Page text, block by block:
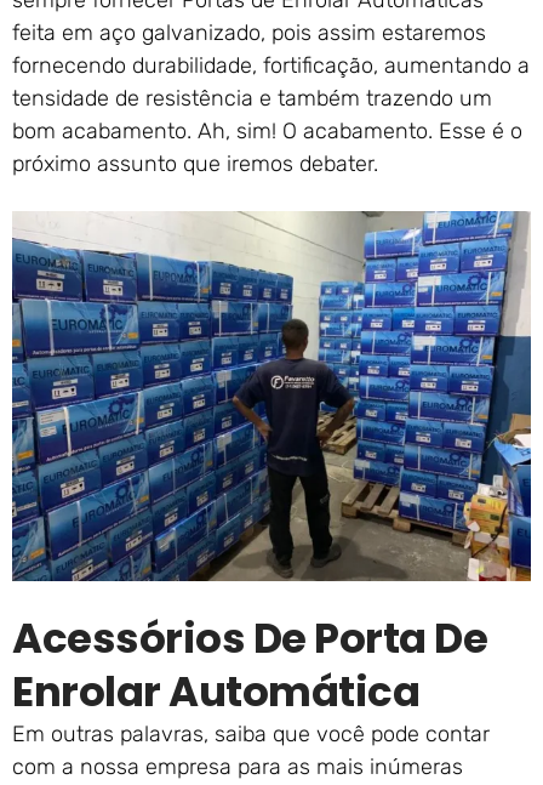
feita em aço galvanizado, pois assim estaremos
fornecendo durabilidade, fortificação, aumentando a
tensidade de resistência e também trazendo um
bom acabamento. Ah, sim! O acabamento. Esse é o
próximo assunto que iremos debater.
Acessórios De Porta De
Enrolar Automática
Em outras palavras, saiba que você pode contar
com a nossa empresa para as mais inúmeras